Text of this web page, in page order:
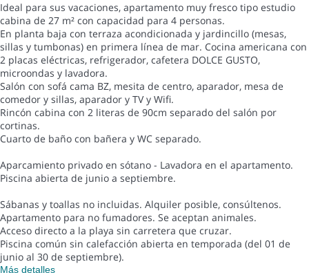
Ideal para sus vacaciones, apartamento muy fresco tipo estudio
cabina de 27 m² con capacidad para 4 personas.
En planta baja con terraza acondicionada y jardincillo (mesas,
sillas y tumbonas) en primera línea de mar. Cocina americana con
2 placas eléctricas, refrigerador, cafetera DOLCE GUSTO,
microondas y lavadora.
Salón con sofá cama BZ, mesita de centro, aparador, mesa de
comedor y sillas, aparador y TV y Wifi.
Rincón cabina con 2 literas de 90cm separado del salón por
cortinas.
Cuarto de baño con bañera y WC separado.
Aparcamiento privado en sótano - Lavadora en el apartamento.
Piscina abierta de junio a septiembre.
Sábanas y toallas no incluidas. Alquiler posible, consúltenos.
Apartamento para no fumadores. Se aceptan animales.
Acceso directo a la playa sin carretera que cruzar.
Piscina común sin calefacción abierta en temporada (del 01 de
junio al 30 de septiembre).
Más detalles